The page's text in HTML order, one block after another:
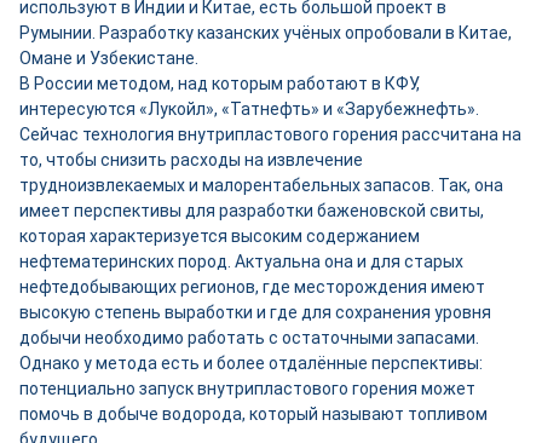
используют в Индии и Китае, есть большой проект в
Румынии. Разработку казанских учёных опробовали в Китае,
Омане и Узбекистане.
В России методом, над которым работают в КФУ,
интересуются «Лукойл», «Татнефть» и «Зарубежнефть».
Сейчас технология внутрипластового горения рассчитана на
то, чтобы снизить расходы на извлечение
трудноизвлекаемых и малорентабельных запасов. Так, она
имеет перспективы для разработки баженовской свиты,
которая характеризуется высоким содержанием
нефтематеринских пород. Актуальна она и для старых
нефтедобывающих регионов, где месторождения имеют
высокую степень выработки и где для сохранения уровня
добычи необходимо работать с остаточными запасами.
Однако у метода есть и более отдалённые перспективы:
потенциально запуск внутрипластового горения может
помочь в добыче водорода, который называют топливом